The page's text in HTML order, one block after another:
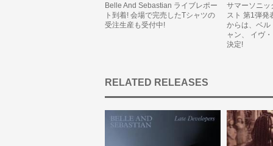
Belle And Sebastian ライブレポー
ト到着! 会場で完売したTシャツの
受注生産も受付中!
サマーソニ
スト 第1弾発
からは、ベル
ャン、 イヴ
決定!
RELATED RELEASES